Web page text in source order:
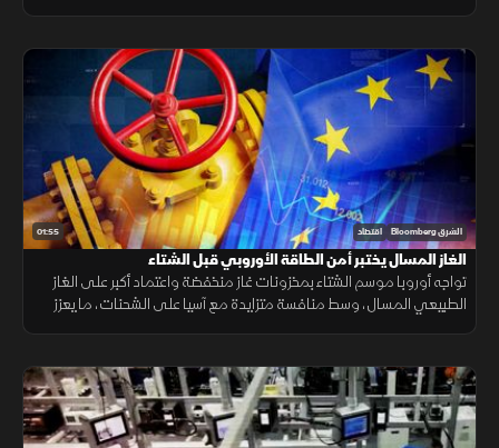
01:55 الشرق Bloomberg اقتصاد
الغاز المسال يختبر أمن الطاقة الأوروبي قبل الشتاء
تواجه أوروبا موسم الشتاء بمخزونات غاز منخفضة واعتماد أكبر على الغاز
الطبيعي المسال، وسط منافسة متزايدة مع آسيا على الشحنات، ما يعزز